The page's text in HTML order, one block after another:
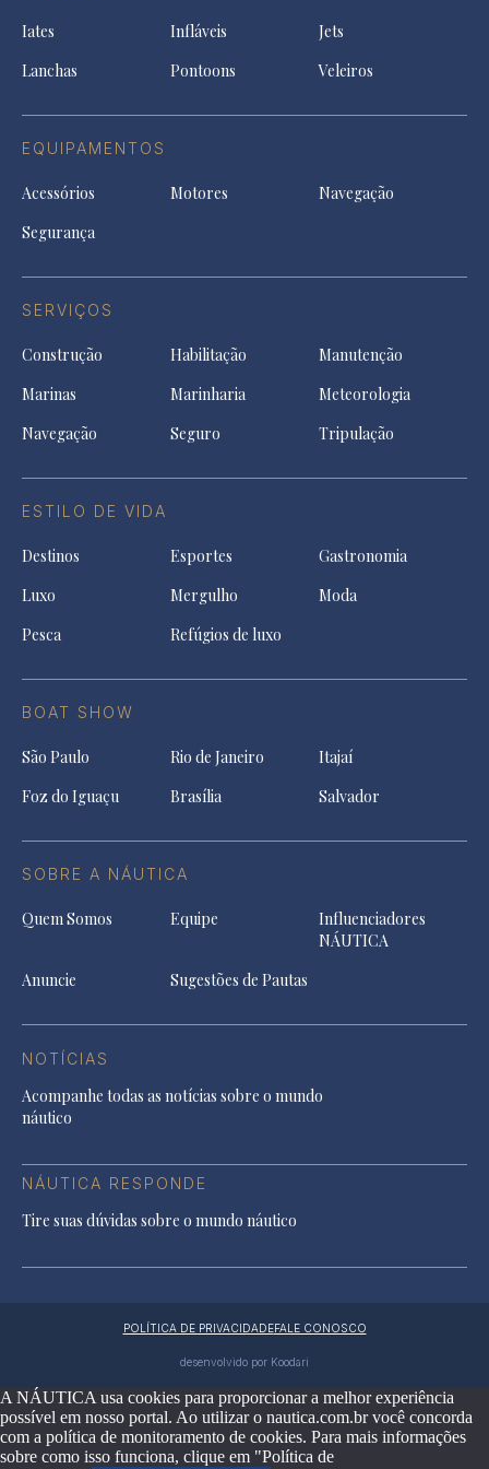
Iates Infláveis
Jets
Lanchas
Pontoons Veleiros
EQUIPAMENTOS
Acessórios Motores
Navegação
Segurança
SERVIÇOS
Construção Habilitação
Manutenção
Marinas
Marinharia
Meteorologia
Navegação
Seguro Tripulação
ESTILO DE VIDA
Destinos Esportes
Gastronomia
Luxo
Mergulho
Moda
Pesca
Refúgios de luxo
BOAT SHOW
São Paulo Rio de Janeiro
Itajaí
Foz do Iguaçu
Brasília Salvador
SOBRE A NÁUTICA
Quem Somos Equipe
Influenciadores
NÁUTICA
Anuncie
Sugestões de Pautas
NOTÍCIAS
Acompanhe todas as notícias sobre o mundo
náutico
NÁUTICA RESPONDE
Tire suas dúvidas sobre o mundo náutico
POLÍTICA DE PRIVACIDADEFALE CONOSCO
desenvolvido por Koodari
A NÁUTICA usa cookies para proporcionar a melhor experiência
possível em nosso portal. Ao utilizar o nautica.com.br você concorda
com a política de monitoramento de cookies. Para mais informações
sobre como isso funciona, clique em "Política de